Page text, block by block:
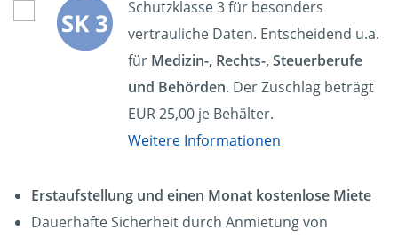
Schutzklasse 3 für besonders
vertrauliche Daten. Entscheidend u.a.
für Medizin-, Rechts-, Steuerberufe
und Behörden. Der Zuschlag beträgt
EUR 25,00 je Behälter.
Weitere Informationen
Erstaufstellung und einen Monat kostenlose Miete
Dauerhafte Sicherheit durch Anmietung von